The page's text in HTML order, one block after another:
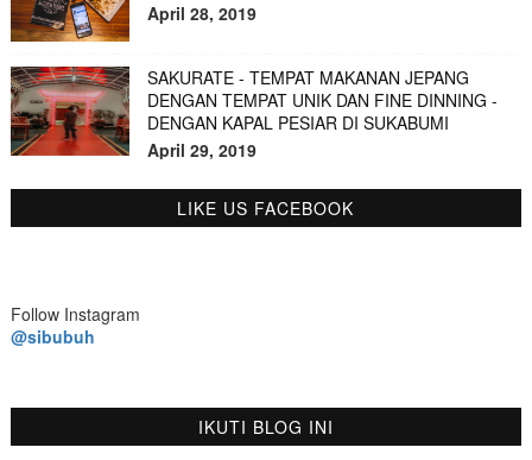
April 28, 2019
SAKURATE - TEMPAT MAKANAN JEPANG
DENGAN TEMPAT UNIK DAN FINE DINNING -
DENGAN KAPAL PESIAR DI SUKABUMI
April 29, 2019
LIKE US FACEBOOK
Follow Instagram
@sibubuh
IKUTI BLOG INI